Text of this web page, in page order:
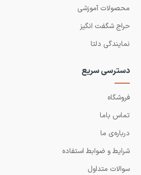
محصولات آموزشی
حراج شگفت انگیز
نمایندگی دلتا
دسترسی سریع
فروشگاه
تماس باما
درباره‌ی ما
شرایط و ضوابط استفاده
سوالات متداول